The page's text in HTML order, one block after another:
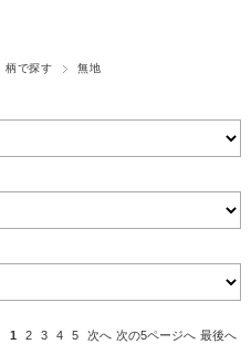
柄で探す 無地
1 2 3 4 5 次へ 次の5ページへ 最後へ